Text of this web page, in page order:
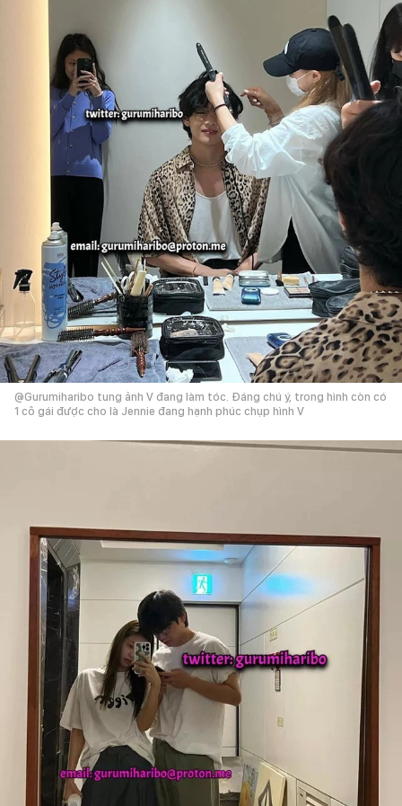
@Gurumiharibo tung ảnh V đang làm tóc. Đáng chú ý, trong hình còn có
1 cô gái được cho là Jennie đang hạnh phúc chụp hình V